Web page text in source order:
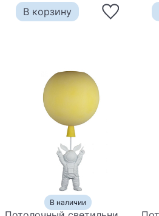
В корзину
В наличии